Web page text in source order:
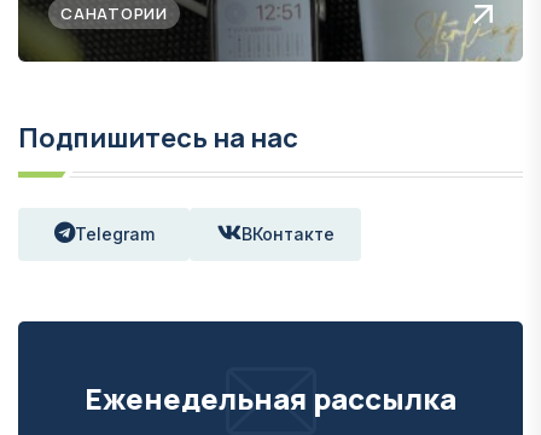
САНАТОРИИ
Подпишитесь на нас
Telegram ВКонтакте
Еженедельная рассылка